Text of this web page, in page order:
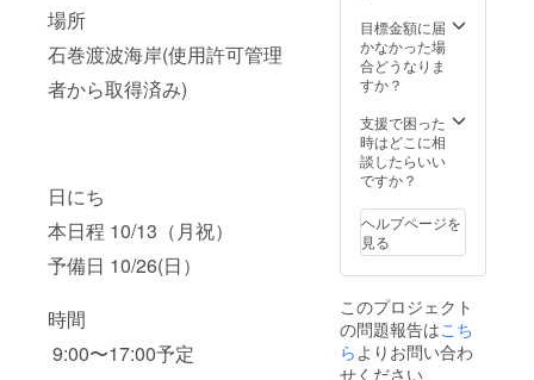
場所
石巻渡波海岸(使用許可管理
者から取得済み)
日にち
本日程 10/13（月祝）
予備日 10/26(日）
時間
9:00〜17:00予定
目標金額に届
かなかった場
合どうなりま
すか？
支援で困った
時はどこに相
談したらいい
ですか？
ヘルプページを
見る
このプロジェクト
の問題報告はこち
ら よりお問い合わ
せください